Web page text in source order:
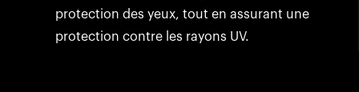
protection des yeux, tout en assurant une
protection contre les rayons UV.